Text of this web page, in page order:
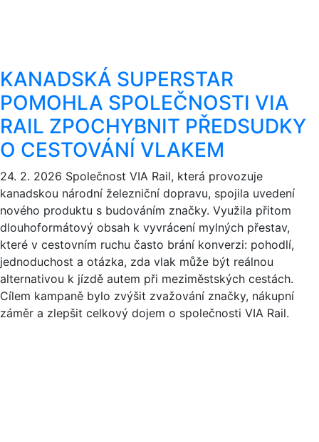
KANADSKÁ SUPERSTAR
POMOHLA SPOLEČNOSTI VIA
RAIL ZPOCHYBNIT PŘEDSUDKY
O CESTOVÁNÍ VLAKEM
24. 2. 2026 Společnost VIA Rail, která provozuje
kanadskou národní železniční dopravu, spojila uvedení
nového produktu s budováním značky. Využila přitom
dlouhoformátový obsah k vyvrácení mylných přestav,
které v cestovním ruchu často brání konverzi: pohodlí,
jednoduchost a otázka, zda vlak může být reálnou
alternativou k jízdě autem při meziměstských cestách.
Cílem kampaně bylo zvýšit zvažování značky, nákupní
záměr a zlepšit celkový dojem o společnosti VIA Rail.